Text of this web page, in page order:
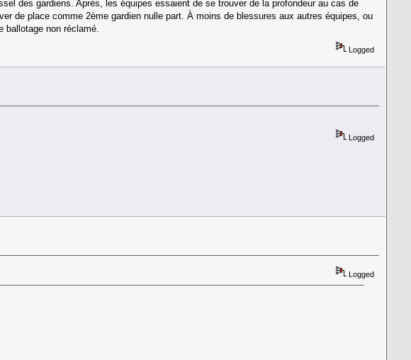
des gardiens. Après, les équipes essaient de se trouver de la profondeur au cas de
de place comme 2ème gardien nulle part. À moins de blessures aux autres équipes, ou
ballotage non réclamé.
Logged
Logged
Logged